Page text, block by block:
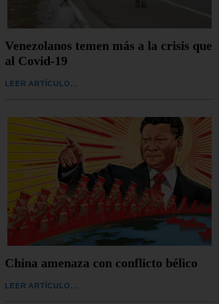
Venezolanos temen más a la crisis que
al Covid-19
LEER ARTÍCULO...
China amenaza con conflicto bélico
LEER ARTÍCULO...